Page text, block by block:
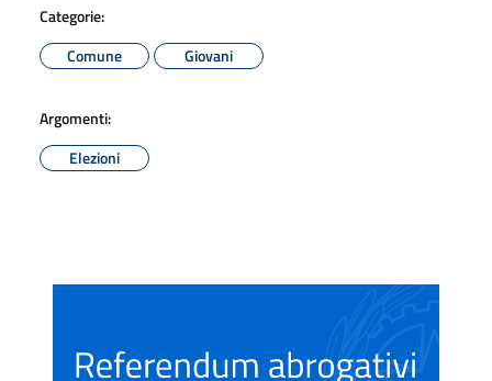
Categorie:
Comune
Giovani
Argomenti:
Elezioni